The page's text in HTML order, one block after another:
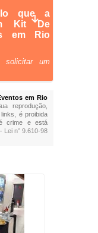
que a
Kit De
em Rio
solicitar um
em Rio
reprodução,
é proibida
crime e está
Lei n° 9.610-98